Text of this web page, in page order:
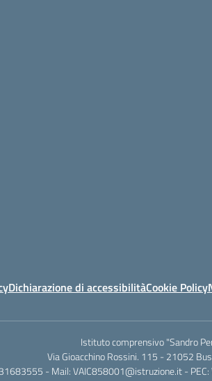
Dichiarazione di accessibilitàCookie Policy
Istituto comprensivo "Sandro
Via Gioacchino Rossini. 115 - 21052
- Mail: VAIC858001@istruzione.it -